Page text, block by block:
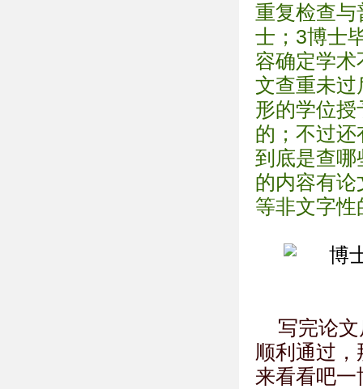
重复检查与
士；3博士
容确定学术
文查重未过
形的学位
的；不过
到底是查
的内容有
等非文字
写完论
顺利通过
来看看吧